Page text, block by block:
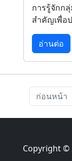
การรู้จักก
สำคัญเพื่อ
อ่านต่อ
ก่อนหน้า
Copyright ©